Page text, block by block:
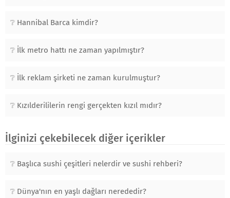
Hannibal Barca kimdir?
İlk metro hattı ne zaman yapılmıştır?
İlk reklam şirketi ne zaman kurulmuştur?
Kızılderililerin rengi gerçekten kızıl mıdır?
İlginizi çekebilecek diğer içerikler
Başlıca sushi çeşitleri nelerdir ve sushi rehberi?
Dünya'nın en yaşlı dağları nerededir?